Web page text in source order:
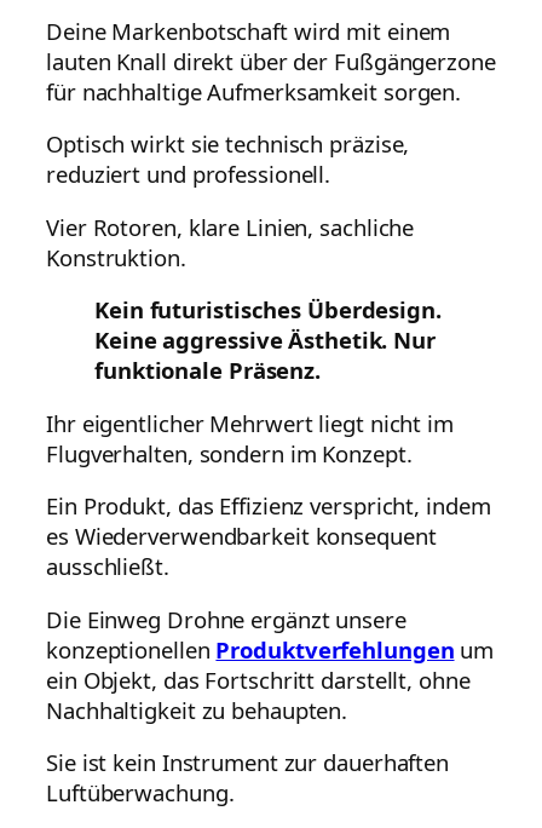
Deine Markenbotschaft wird mit einem
lauten Knall direkt über der Fußgängerzone
für nachhaltige Aufmerksamkeit sorgen.
Optisch wirkt sie technisch präzise,
reduziert und professionell.
Vier Rotoren, klare Linien, sachliche
Konstruktion.
Kein futuristisches Überdesign.
Keine aggressive Ästhetik. Nur
funktionale Präsenz.
Ihr eigentlicher Mehrwert liegt nicht im
Flugverhalten, sondern im Konzept.
Ein Produkt, das Effizienz verspricht, indem
es Wiederverwendbarkeit konsequent
ausschließt.
Die Einweg Drohne ergänzt unsere
konzeptionellen Produktverfehlungen um
ein Objekt, das Fortschritt darstellt, ohne
Nachhaltigkeit zu behaupten.
Sie ist kein Instrument zur dauerhaften
Luftüberwachung.